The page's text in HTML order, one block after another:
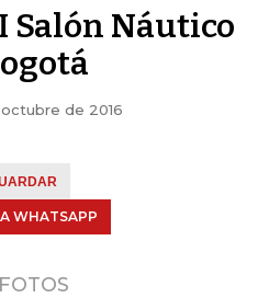
Salón Náutico
de 2016
WHATSAPP